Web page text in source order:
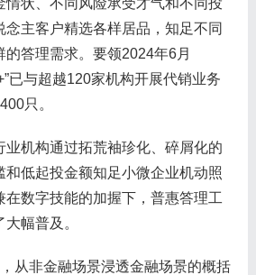
念主客户精选各样居品，知足不同
答理需求。要领2024年6月
已与超越120家机构开展代销业务
只。
业机构通过拓荒袖珍化、碎屑化的
和低起投金额知足小微企业机动照
在数字技能的加握下，普惠答理工
幅普及。
从非金融场景浸透金融场景的概括